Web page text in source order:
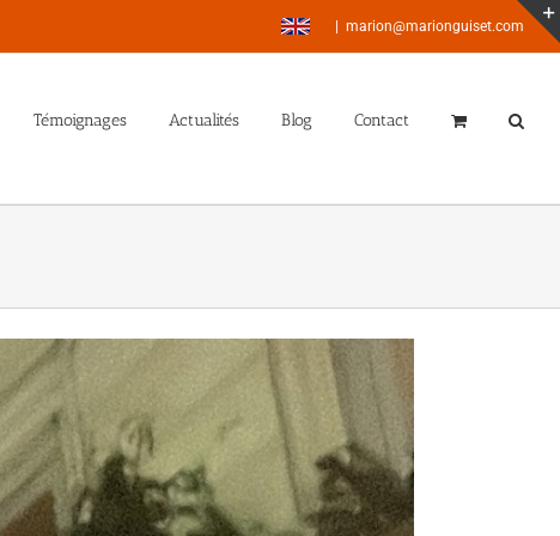
marion@marionguiset.com
Témoignages Actualités Blog Contact